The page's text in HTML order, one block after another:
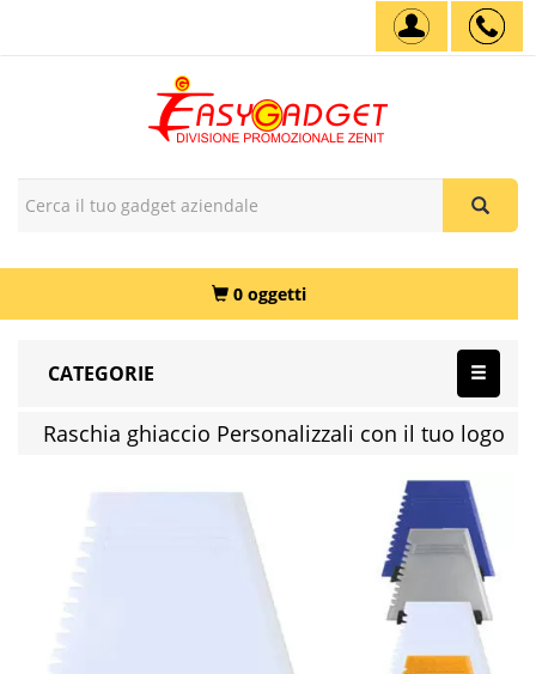
0 oggetti
CATEGORIE
Raschia ghiaccio Personalizzali con il tuo logo